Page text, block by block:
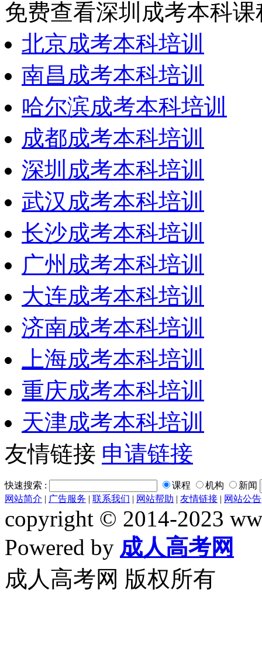
免费查看深圳成考本科
北京成考本科培训
南昌成考本科培训
哈尔滨成考本科培训
成都成考本科培训
深圳成考本科培训
武汉成考本科培训
长沙成考本科培训
广州成考本科培训
大连成考本科培训
济南成考本科培训
上海成考本科培训
重庆成考本科培训
天津成考本科培训
友情链接 申请链接
快速搜索 : 课程 机构
新闻
网站简介 | 广告服务 | 联系我们 | 网站帮助 | 友情链接 | 网站公告
copyright © 2014-2023
Powered by 成人高考网
成人高考网 版权所有